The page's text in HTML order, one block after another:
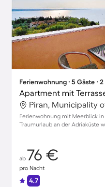
Ferienwohnung ∙ 5 Gäste ∙
Apartment mit
Piran, Municipality
Ferienwohnung mit Meerblick
Traumurlaub an der Adriaküste
ab 76 €
pro Nacht
4.7